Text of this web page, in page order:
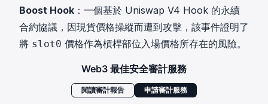
Boost Hook ：一個基於 Uniswap V4 Hook 的永續
合約協議，因現貨價格操縱而遭到攻擊，該事件證明了
將 slot0 價格作為槓桿部位入場價格所存在的風險。
Web3 最佳安全審計服務
閱讀審計報告 申請審計服務